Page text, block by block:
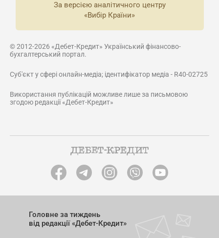
За версією аналітичного центру
«Вибір Країни»
© 2012-2026 «Дебет-Кредит» Український фінансово-
бухгалтерський портал.
Суб'єкт у сфері онлайн-медіа; ідентифікатор медіа - R40-02725
Використання публікацій можливе лише за письмовою
згодою редакції «Дебет-Кредит»
Головне за тиждень
від редакції «Дебет-Кредит»